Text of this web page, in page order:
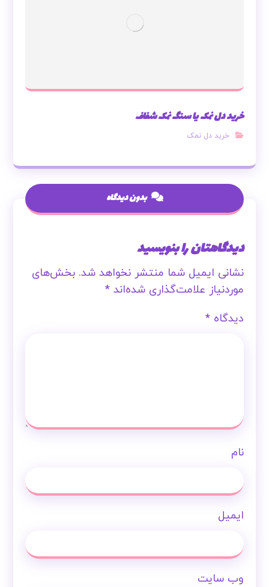
خرید دل نمک یا سنگ نمک شفاف
خرید دل نمک
بدون دیدگاه
دیدگاهتان را بنویسید
نشانی ایمیل شما منتشر نخواهد شد. بخش‌های
موردنیاز علامت‌گذاری شده‌اند*
دیدگاه*
نام
ایمیل
وب‌ سایت